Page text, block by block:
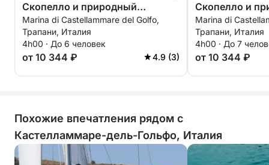
Скопелло и природный
заповедник Зингаро.
Marina di Castellammare del Golfo,
Трапани, Италия
4h00 · До 6 человек
от 10 344 ₽ 4.9 (3)
Скопелло и
заповедником
Marina di
Трапани, Италия
4h00 · До 7
от 10 344 ₽
Похожие впечатления рядом с
Кастелламмаре-дель-Гольфо, Италия